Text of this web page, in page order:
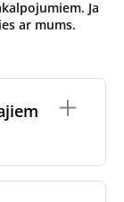
Ja
ar mums.